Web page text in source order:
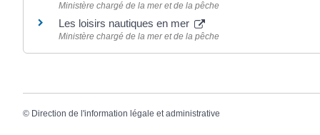
Ministère chargé de la mer et de la pêche
Les loisirs nautiques en mer
Ministère chargé de la mer et de la pêche
© Direction de l'information légale et administrative